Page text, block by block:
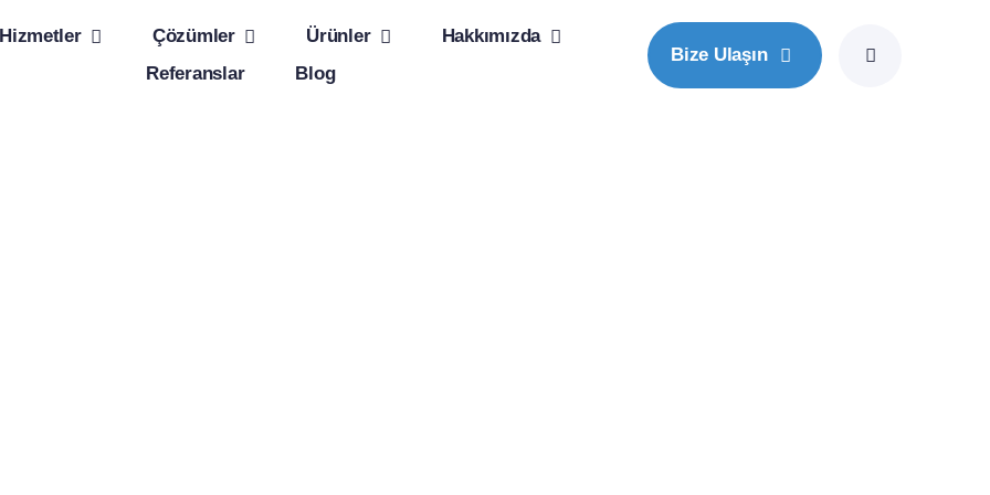
Hizmetler Çözümler Ürünler
Hakkımızda
Referanslar
Blog
Bize Ulaşın